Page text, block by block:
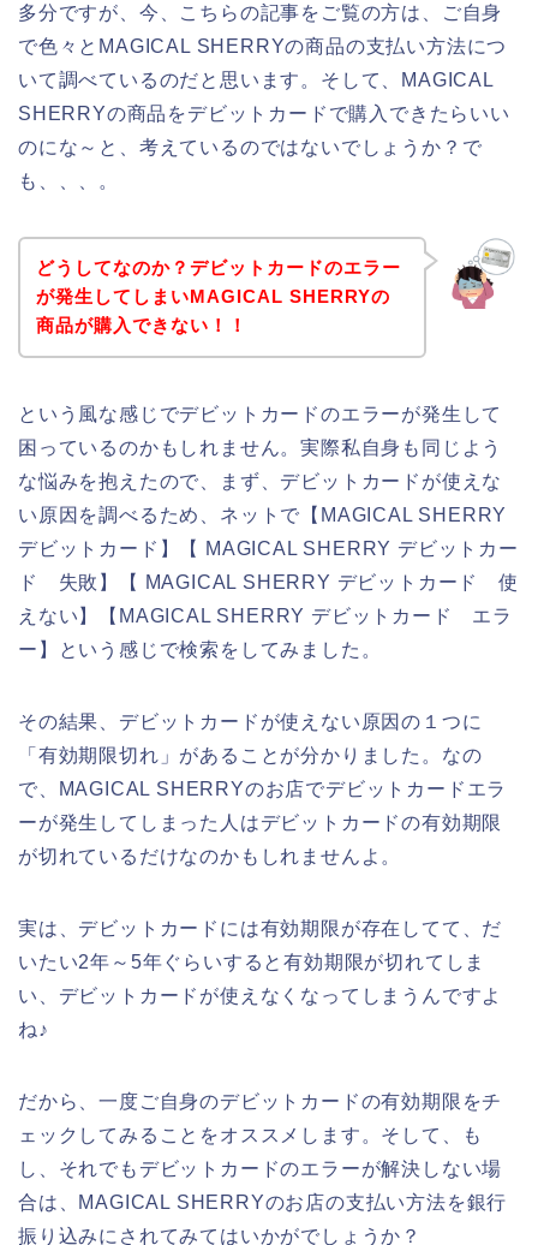
多分ですが、今、こちらの記事をご覧の方は、ご自身
で色々とMAGICAL SHERRYの商品の支払い方法につ
いて調べているのだと思います。そして、MAGICAL
SHERRYの商品をデビットカードで購入できたらいい
のにな～と、考えているのではないでしょうか？で
も、、、。
どうしてなのか？デビットカードのエラー
が発生してしまいMAGICAL SHERRYの
商品が購入できない！！
という風な感じでデビットカードのエラーが発生して
困っているのかもしれません。実際私自身も同じよう
な悩みを抱えたので、まず、デビットカードが使えな
い原因を調べるため、ネットで【MAGICAL SHERRY
デビットカード】【 MAGICAL SHERRY デビットカー
ド 失敗】【 MAGICAL SHERRY デビットカード 使
えない】【MAGICAL SHERRY デビットカード エラ
ー】という感じで検索をしてみました。
その結果、デビットカードが使えない原因の１つに
「有効期限切れ」があることが分かりました。なの
で、MAGICAL SHERRYのお店でデビットカードエラ
ーが発生してしまった人はデビットカードの有効期限
が切れているだけなのかもしれませんよ。
実は、デビットカードには有効期限が存在してて、だ
いたい2年～5年ぐらいすると有効期限が切れてしま
い、デビットカードが使えなくなってしまうんですよ
ね♪
だから、一度ご自身のデビットカードの有効期限をチ
ェックしてみることをオススメします。そして、も
し、それでもデビットカードのエラーが解決しない場
合は、MAGICAL SHERRYのお店の支払い方法を銀行
振り込みにされてみてはいかがでしょうか？